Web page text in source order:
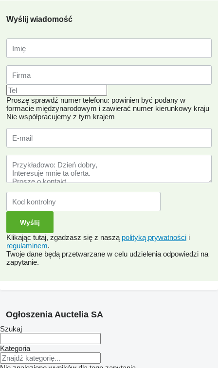
Wyślij wiadomość
Proszę sprawdź numer telefonu: powinien być podany w
formacie międzynarodowym i zawierać numer kierunkowy kraju
Nie współpracujemy z tym krajem
Klikając tutaj, zgadzasz się z naszą polityką prywatności i
regulaminem.
Twoje dane będą przetwarzane w celu udzielenia odpowiedzi na
zapytanie.
Ogłoszenia Auctelia SA
Szukaj
Kategoria